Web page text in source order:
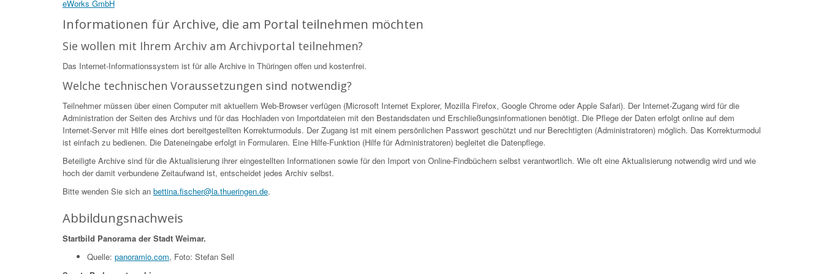
eWorks GmbH
Informationen für Archive, die am Portal teilnehmen möchten
Sie wollen mit Ihrem Archiv am Archivportal teilnehmen?
Das Internet-Informationssystem ist für alle Archive in Thüringen offen und kostenfrei.
Welche technischen Voraussetzungen sind notwendig?
Teilnehmer müssen über einen Computer mit aktuellem Web-Browser verfügen (Microsoft Internet Explorer, Mozilla Firefox, Google Chrome oder Apple Safari). Der Internet-Zugang wird für die
Administration der Seiten des Archivs und für das Hochladen von Importdateien mit den Bestandsdaten und Erschließungsinformationen benötigt. Die Pflege der Daten erfolgt online auf dem
Internet-Server mit Hilfe eines dort bereitgestellten Korrekturmoduls. Der Zugang ist mit einem persönlichen Passwort geschützt und nur Berechtigten (Administratoren) möglich. Das Korrekturmodul
ist einfach zu bedienen. Die Dateneingabe erfolgt in Formularen. Eine Hilfe-Funktion (Hilfe für Administratoren) begleitet die Datenpflege.
Beteiligte Archive sind für die Aktualisierung ihrer eingestellten Informationen sowie für den Import von Online-Findbüchern selbst verantwortlich. Wie oft eine Aktualisierung notwendig wird und wie
hoch der damit verbundene Zeitaufwand ist, entscheidet jedes Archiv selbst.
Bitte wenden Sie sich an bettina.fischer@la.thueringen.de.
Abbildungsnachweis
Startbild Panorama der Stadt Weimar.
Quelle: panoramio.com, Foto: Stefan Sell